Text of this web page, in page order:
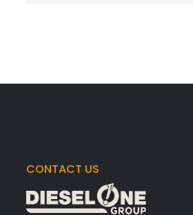
CONTACT US